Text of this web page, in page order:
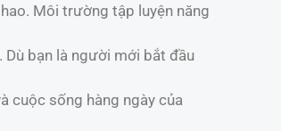
Môi trường tập luyện năng
. Dù bạn là người mới bắt đầu
cuộc sống hàng ngày của